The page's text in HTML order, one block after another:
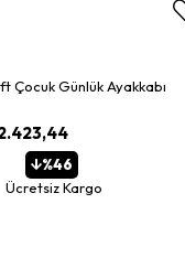
Çocuk Günlük Ayakkabı
%46
Ücretsiz Kargo